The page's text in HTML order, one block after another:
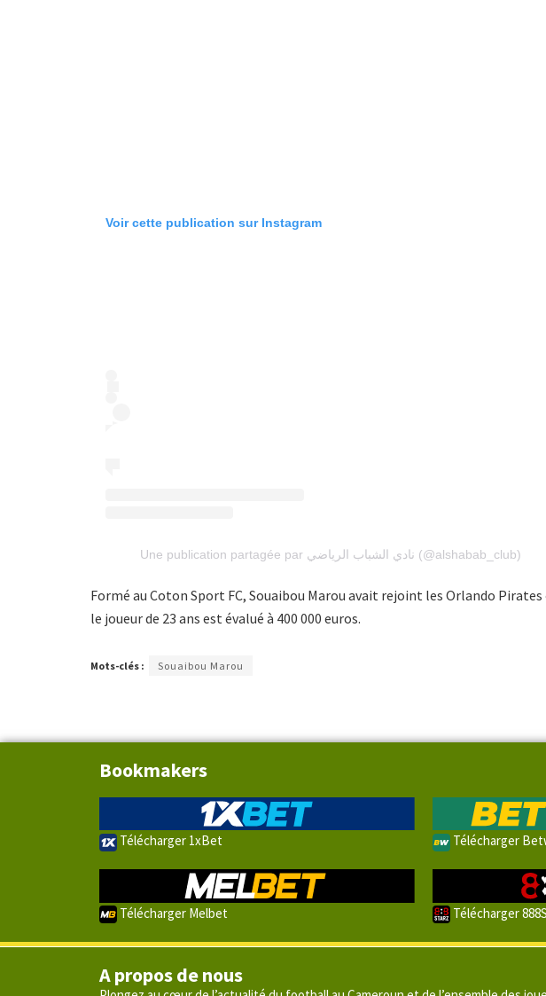
Voir cette publication sur Instagram
Une publication partagée par نادي الشباب الرياضي (@alshabab_club)
Formé au Coton Sport FC, Souaibou Marou avait rejoint les Orlando Pirates
le joueur de 23 ans est évalué à 400 000 euros.
Mots-clés : Souaibou Marou
Bookmakers
Télécharger 1xBet Télécharger
Télécharger Melbet Télécharger
A propos de nous